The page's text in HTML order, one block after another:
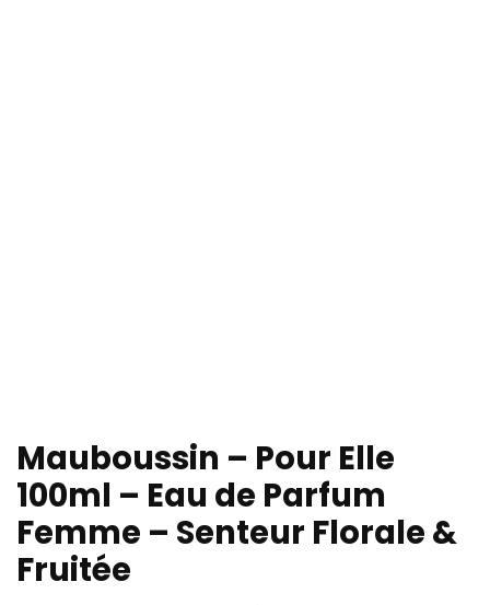
Mauboussin – Pour Elle
100ml – Eau de Parfum
Femme – Senteur Florale &
Fruitée